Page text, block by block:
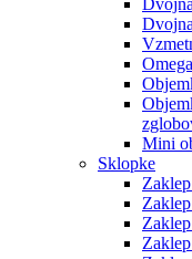
Mini
Sklopke